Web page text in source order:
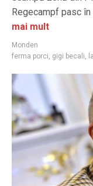
Regecampf pasc în
mai mult
Monden
ferma porci, gigi becali,